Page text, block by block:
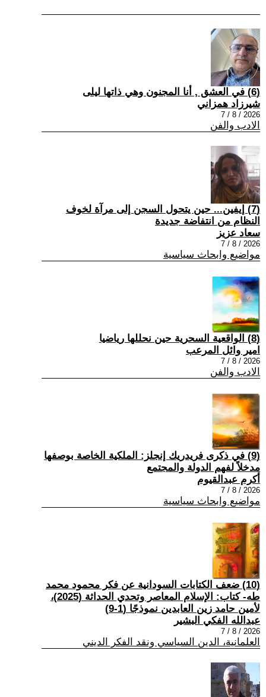
(6) في العشق , أنا المجنون وهي ذاتها ليلى
شيرزاد همزاني
2026 / 8 / 7
الادب والفن
(7) إيفين... حين يتحول السجن إلى مرآة لخوف
النظام من انتفاضة جديدة
سعاد عزيز
2026 / 8 / 7
مواضيع وابحاث سياسية
(8) الواقعية السحرية حين نحللها رياضيا
امير وائل المرعب
2026 / 8 / 7
الادب والفن
(9) في ذكرى فريدريك إنجلز: الملكية الخاصة بوصفها
مدخلاً لفهم الدولة والمجتمع
أكرم عبدالقيوم
2026 / 8 / 7
مواضيع وابحاث سياسية
(10) ضعف الكتابات السودانية عن فكر محمود محمد
طه- كتاب: الإسلام المعاصر وتحدي الحداثة (2025)،
لأمين حامد زين العابدين نموذجًا (1-9)
عبدالله الفكي البشير
2026 / 8 / 7
العلمانية، الدين السياسي ونقد الفكر الديني